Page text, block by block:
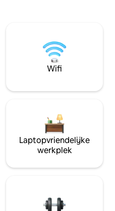
Wifi
Laptopvriendelijke
werkplek